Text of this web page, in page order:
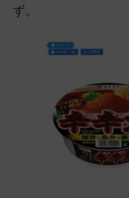
ず。